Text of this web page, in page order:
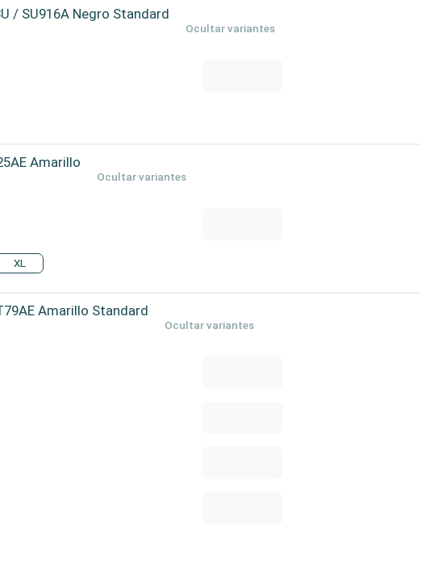
/ SU916A Negro Standard
Ocultar variantes
Amarillo
Ocultar variantes
XL
Amarillo Standard
Ocultar variantes